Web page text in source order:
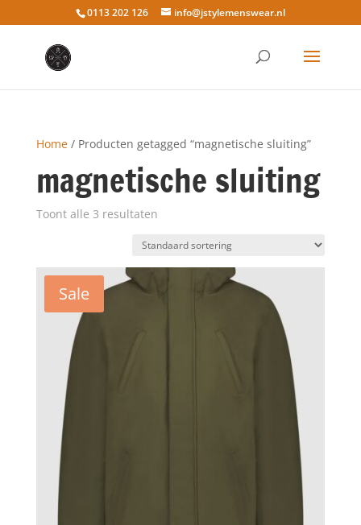
0113 202 126 info@jstylemenswear.nl
Home/ Producten getagged “magnetische sluiting”
magnetische sluiting
Toont alle 3 resultaten
Sale